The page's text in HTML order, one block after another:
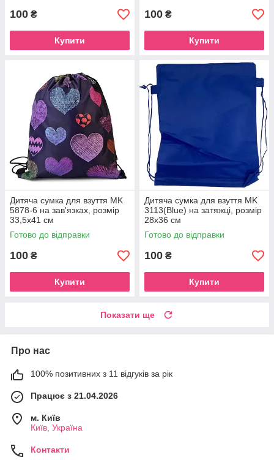
100 ₴
Купити
100 ₴
Купити
Дитяча сумка для взуття MK
5878-6 на зав'язках, розмір
33,5х41 см
Готово до відправки
100 ₴
Купити
Дитяча сумка для взуття MK
3113(Blue) на затяжці, розмір
28х36 см
Готово до відправки
100 ₴
Купити
Показати ще
Про нас
100% позитивних з 11 відгуків за рік
Працює з 21.04.2026
м. Київ
Київ, Україна
Контакти